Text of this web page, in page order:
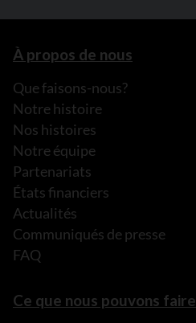
À propos de nous
Que faisons-nous?
Notre histoire
Nos histoires
Notre équipe
Partenariats
États financiers
Actualités
Communiqués de presse
FAQ
Ce que nous pouvons faire